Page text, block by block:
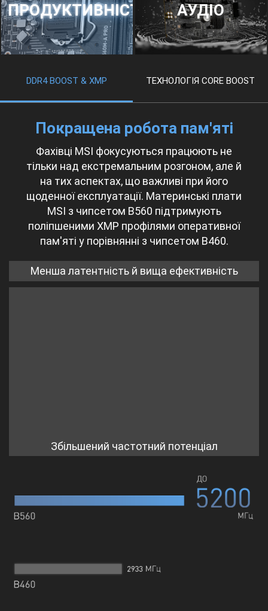
ПРОДУКТИВНІСТЬ АУДІО
DDR4 BOOST & XMP ТЕХНОЛОГІЯ CORE BOOST
Покращена робота пам'яті
Фахівці MSI фокусуються працюють не
тільки над екстремальним розгоном, але й
на тих аспектах, що важливі при його
щоденної експлуатації. Материнські плати
MSI з чипсетом B560 підтримують
поліпшеними XMP профілями оперативної
пам'яті у порівнянні з чипсетом B460.
Менша латентність й вища ефективність
Збільшений частотний потенціал